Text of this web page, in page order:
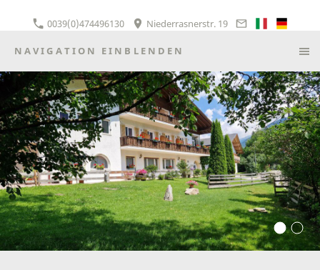
0039(0)474496130 Niederrasnerstr. 19
NAVIGATION EINBLENDEN